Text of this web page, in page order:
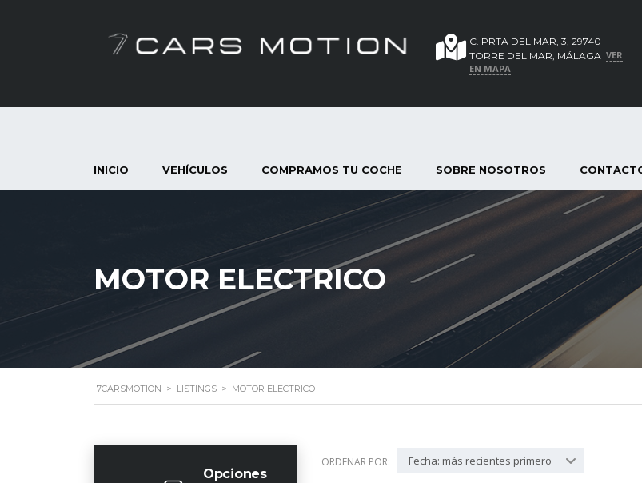
C. PRTA DEL MAR, 3, 29740
TORRE DEL MAR, MÁLAGA VER
EN MAPA
INICIO VEHÍCULOS COMPRAMOS TU COCHE SOBRE NOSOTROS
MOTOR ELECTRICO
7CARSMOTION > LISTINGS > MOTOR ELECTRICO
Opciones
ORDENAR POR: Fecha: más recientes primero